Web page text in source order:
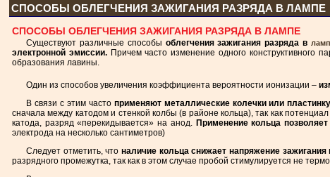
СПОСОБЫ ОБЛЕГЧЕНИЯ ЗАЖИГАНИЯ РАЗРЯДА В ЛАМПЕ
СПОСОБЫ ОБЛЕГЧЕНИЯ ЗАЖИГАНИЯ РАЗРЯДА В ЛАМПЕ
Существуют различные способы облегчения зажигания разряда в
электронной эмиссии.Причем часто изменение одного конструктивного
образования лавины.
Один из способов увеличения коэффициента вероятности ионизации –
В связи с этим часто применяют металлические колечки или пластинку
сначала между катодом и стенкой колбы (в районе кольца), так как
катода, разряд «перекидывается» на анод.Применение кольца позволяет
электрода на несколько сантиметров)
Следует отметить, чтоналичие кольца снижает напряжение
разрядного промежутка, так как в этом случае пробой стимулируется не